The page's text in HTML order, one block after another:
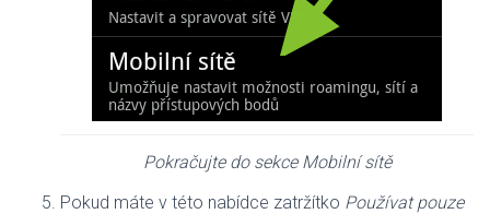
Pokračujte do sekce Mobilní sítě
Pokud máte v této nabídce zatržítko Používat pouze